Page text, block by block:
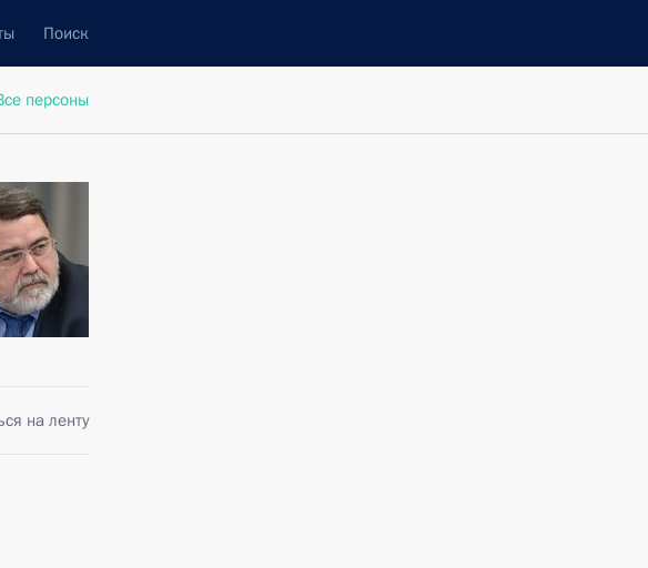
Поиск
персоны
на ленту